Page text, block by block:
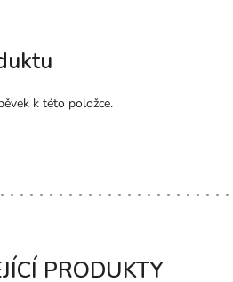
PRODUKTY
k této položce.